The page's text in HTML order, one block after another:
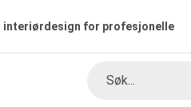
interiørdesign for profesjonelle